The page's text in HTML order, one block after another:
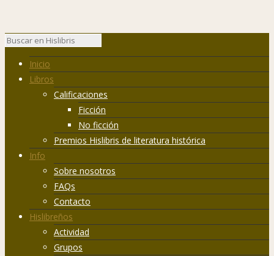
Inicio
Libros
Calificaciones
Ficción
No ficción
Premios Hislibris de literatura histórica
Info
Sobre nosotros
FAQs
Contacto
Hislibreños
Actividad
Grupos